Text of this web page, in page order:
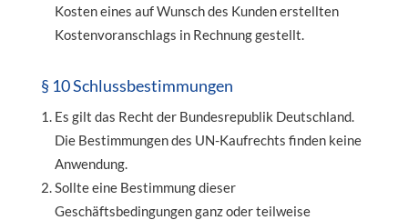
Kosten eines auf Wunsch des Kunden erstellten
Kostenvoranschlags in Rechnung gestellt.
§ 10 Schlussbestimmungen
Es gilt das Recht der Bundesrepublik Deutschland.
Die Bestimmungen des UN-Kaufrechts finden keine
Anwendung.
Sollte eine Bestimmung dieser
Geschäftsbedingungen ganz oder teilweise